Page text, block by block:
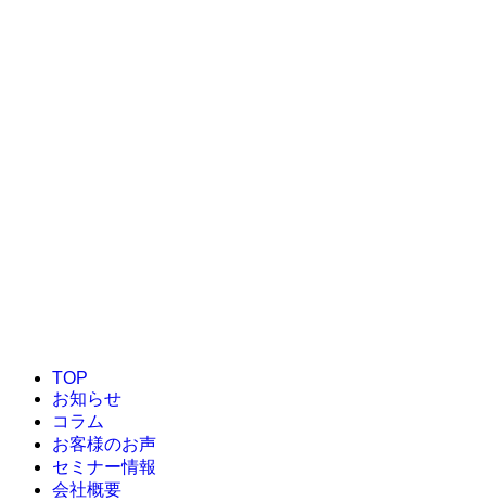
TOP
お知らせ
コラム
お客様のお声
セミナー情報
会社概要